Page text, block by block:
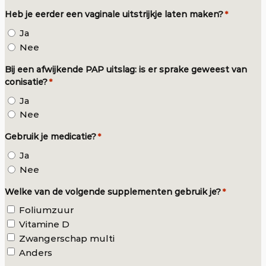
Heb je eerder een vaginale uitstrijkje laten maken? *
Ja
Nee
Bij een afwijkende PAP uitslag: is er sprake geweest van
conisatie? *
Ja
Nee
Gebruik je medicatie? *
Ja
Nee
Welke van de volgende supplementen gebruik je? *
Foliumzuur
Vitamine D
Zwangerschap multi
Anders